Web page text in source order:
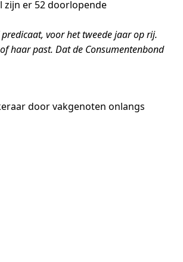
zijn er 52 doorlopende
predicaat, voor het tweede jaar op rij.
haar past. Dat de Consumentenbond
door vakgenoten onlangs